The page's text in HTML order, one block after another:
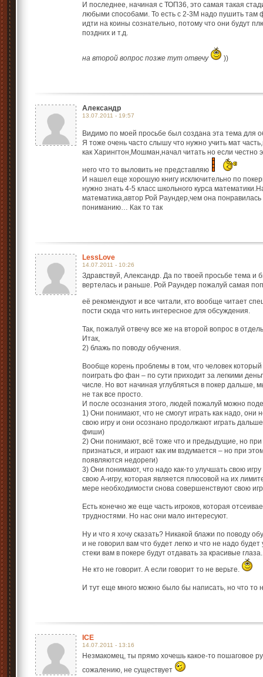
И последнее, начиная с ТОП36, это самая такая
любыми способами. То есть с 2-3М надо пушить там
идти на коины сознательно, потому что они будут
поздних и т.д.
на второй вопрос позже тут отвечу ))
Александр
13.07.2011 - 19:57
Видимо по моей просьбе был создана эта тема для
Я тоже очень часто слышу что нужно учить мат
как Харингтон,Мошман,начал читать но если честно
него что то выловить не представляю
И нашел еще хорошую книгу исключительно по
нужно знать 4-5 класс школьного курса
математика,автор Рой Раундер,чем она понравилась
пониманию… Как то так
LessLove
14.07.2011 - 10:26
Здравствуй, Александр. Да по твоей просьбе тема и
вертелась и раньше. Рой Раундер пожалуй самая
её рекомендуют и все читали, кто вообще читает
пости сюда что нить интересное для обсуждения.
Так, пожалуй отвечу все же на второй вопрос в
Итак,
2) блажь по поводу обучения.
Вообще корень проблемы в том, что человек
поиграть фо фан – по сути приходит за легкими
числе. Но вот начиная углубляться в покер дальше,
не так все просто.
И после осознания этого, людей пожалуй можно
1) Они понимают, что не смогут играть как надо, они
свою игру и они осознано продолжают играть
фиши)
2) Они понимают, всё тоже что и предыдущие, но при
признаться, и играют как им вздумается – но при
появляются недореги)
3) Они понимают, что надо как-то улучшать свою
свою А-игру, которая является плюсовой на их
мере необходимости снова совершенствуют свою
Есть конечно же еще часть игроков, которая
трудностями. Но нас они мало интересуют.
Ну и что я хочу сказать? Никакой блажи по поводу
и не говорил вам что будет легко и что не надо
стеки вам в покере будут отдавать за красивые глаза.
Не кто не говорит. А если говорит то не верьте.
И тут еще много можно было бы написать, но что то
ICE
14.07.2011 - 13:16
Незмакомец, ты прямо хочешь какое-то пошаговое
сожалению, не существует